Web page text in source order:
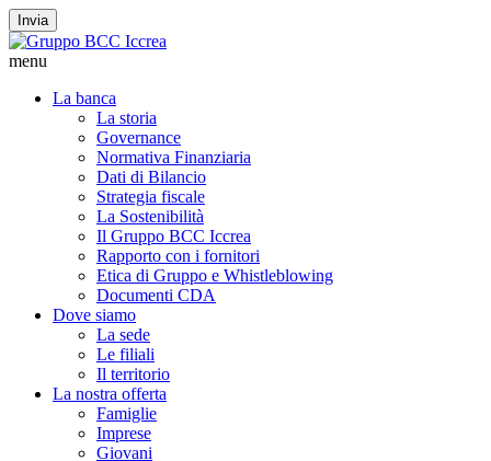
Invia
menu
La banca
La storia
Governance
Normativa Finanziaria
Dati di Bilancio
Strategia fiscale
La Sostenibilità
Il Gruppo BCC Iccrea
Rapporto con i fornitori
Etica di Gruppo e Whistleblowing
Documenti CDA
Dove siamo
La sede
Le filiali
Il territorio
La nostra offerta
Famiglie
Imprese
Giovani